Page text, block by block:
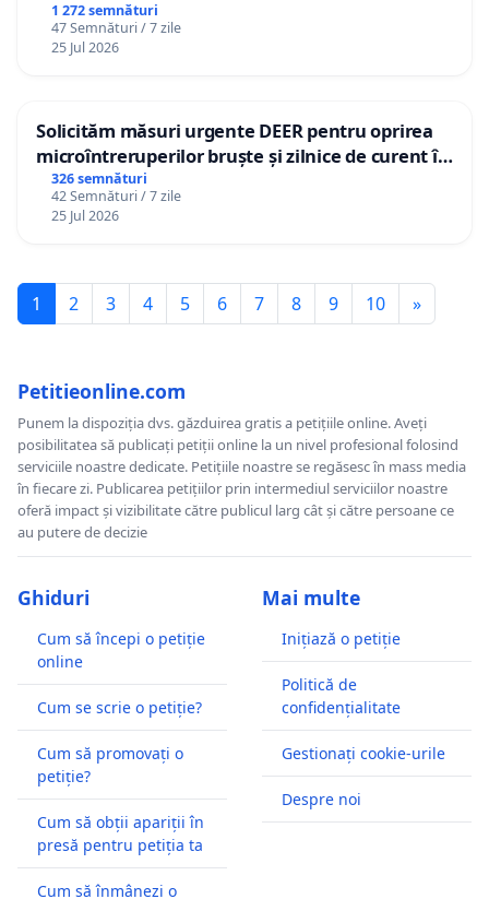
1 272 semnături
47 Semnături / 7 zile
25 Jul 2026
Solicităm măsuri urgente DEER pentru oprirea
microîntreruperilor bruște și zilnice de curent în
Sâncraiu de Mureș și Nazna
326 semnături
42 Semnături / 7 zile
25 Jul 2026
1 2 3 4 5 6 7 8 9 10 »
Petitieonline.com
Punem la dispoziția dvs. găzduirea gratis a petițiile online. Aveți
posibilitatea să publicați petiții online la un nivel profesional folosind
serviciile noastre dedicate. Petițiile noastre se regăsesc în mass media
în fiecare zi. Publicarea petițiilor prin intermediul serviciilor noastre
oferă impact și vizibilitate către publicul larg cât și către persoane ce
au putere de decizie
Ghiduri
Cum să începi o petiție
online
Cum se scrie o petiție?
Cum să promovați o
petiție?
Cum să obții apariții în
presă pentru petiția ta
Cum să înmânezi o
Mai multe
Inițiază o petiție
Politică de
confidențialitate
Gestionați cookie-urile
Despre noi